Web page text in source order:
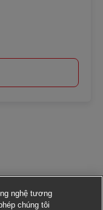
nghệ tương
chúng tôi